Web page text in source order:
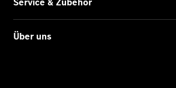
vereinbaren
Beratung